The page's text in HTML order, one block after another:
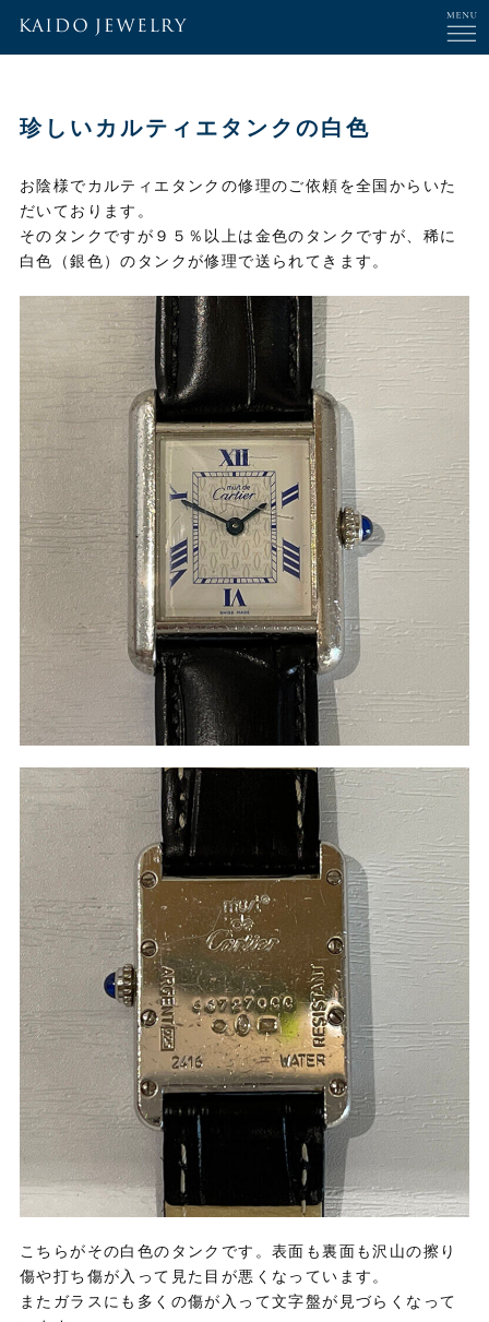
珍しいカルティエタンクの白色
お陰様でカルティエタンクの修理のご依頼を全国からいた
だいております。
そのタンクですが９５％以上は金色のタンクですが、稀に
白色（銀色）のタンクが修理で送られてきます。
こちらがその白色のタンクです。表面も裏面も沢山の擦り
傷や打ち傷が入って見た目が悪くなっています。
またガラスにも多くの傷が入って文字盤が見づらくなって